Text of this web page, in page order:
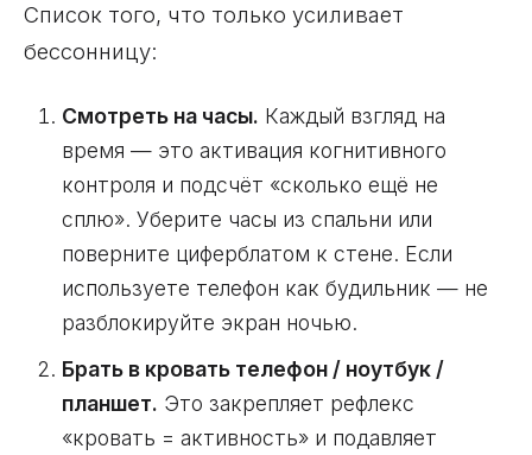
Список того, что только усиливает
бессонницу:
Смотреть на часы. Каждый взгляд на
время — это активация когнитивного
контроля и подсчёт «сколько ещё не
сплю». Уберите часы из спальни или
поверните циферблатом к стене. Если
используете телефон как будильник — не
разблокируйте экран ночью.
Брать в кровать телефон / ноутбук /
планшет. Это закрепляет рефлекс
«кровать = активность» и подавляет